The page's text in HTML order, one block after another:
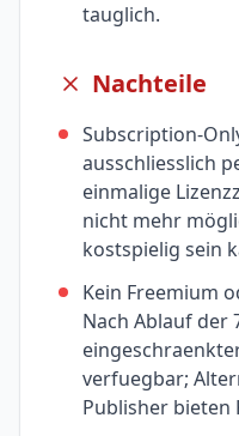
tauglich.
Nachteile
Subscription-
ausschliesslich
einmalige
nicht mehr
kostspielig sein
Kein Freemium
Nach Ablauf der
verfuegbar;
Publisher bieten